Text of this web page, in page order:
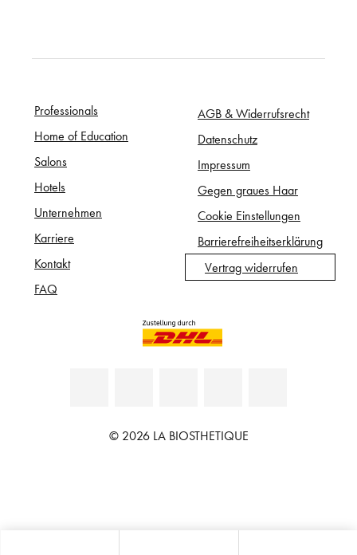
Professionals
Home of Education
Salons
Hotels
Unternehmen
Karriere
Kontakt
FAQ
AGB & Widerrufsrecht
Datenschutz
Impressum
Gegen graues Haar
Cookie Einstellungen
Barrierefreiheitserklärung
Vertrag widerrufen
© 2026 LA BIOSTHETIQUE